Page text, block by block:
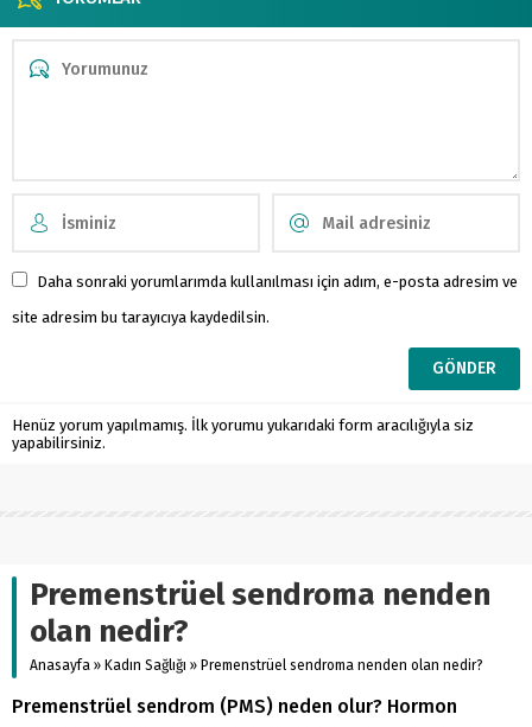
Daha sonraki yorumlarımda kullanılması için adım, e-posta adresim ve
site adresim bu tarayıcıya kaydedilsin.
Henüz yorum yapılmamış. İlk yorumu yukarıdaki form aracılığıyla siz
yapabilirsiniz.
Premenstrüel sendroma nenden
olan nedir?
Anasayfa » Kadın Sağlığı » Premenstrüel sendroma nenden olan nedir?
Premenstrüel sendrom (PMS) neden olur? Hormon